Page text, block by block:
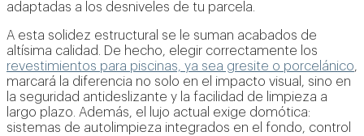
adaptadas a los desniveles de tu parcela.
A esta solidez estructural se le suman acabados de
altísima calidad. De hecho, elegir correctamente los
revestimientos para piscinas, ya sea gresite o porcelánico,
marcará la diferencia no solo en el impacto visual, sino en
la seguridad antideslizante y la facilidad de limpieza a
largo plazo. Además, el lujo actual exige domótica:
sistemas de autolimpieza integrados en el fondo, control